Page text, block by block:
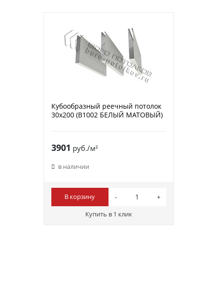
Кубообразный реечный потолок
30х200 (B1002 БЕЛЫЙ МАТОВЫЙ)
3901 руб./м²
в наличии
В корзину
Купить в 1 клик